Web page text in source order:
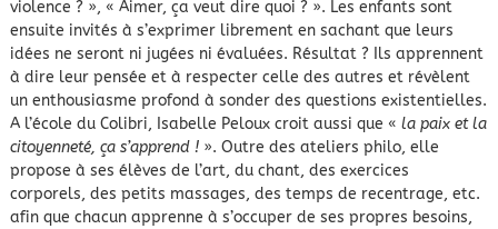
violence ? », « Aimer, ça veut dire quoi ? ». Les enfants sont
ensuite invités à s’exprimer librement en sachant que leurs
idées ne seront ni jugées ni évaluées. Résultat ? Ils apprennent
à dire leur pensée et à respecter celle des autres et révèlent
un enthousiasme profond à sonder des questions existentielles.
A l’école du Colibri, Isabelle Peloux croit aussi que « la paix et la
citoyenneté, ça s’apprend !». Outre des ateliers philo, elle
propose à ses élèves de l’art, du chant, des exercices
corporels, des petits massages, des temps de recentrage, etc.
afin que chacun apprenne à s’occuper de ses propres besoins,